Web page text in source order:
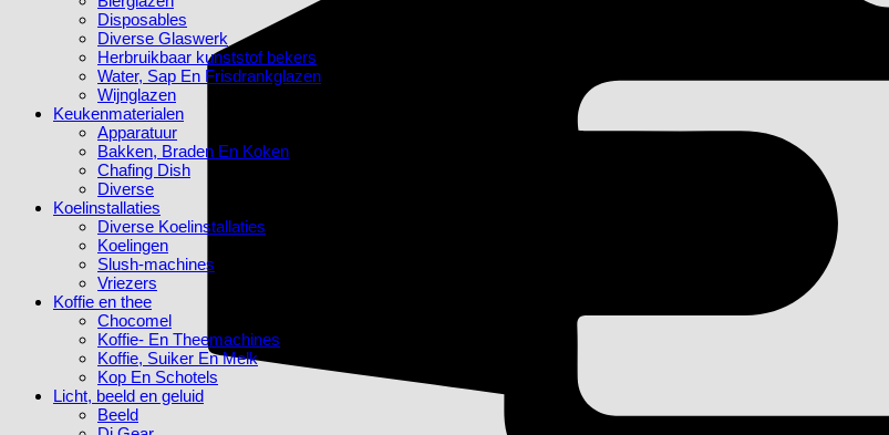
Disposables
Diverse Glaswerk
Herbruikbaar kunststof bekers
Water, Sap En Frisdrankglazen
Wijnglazen
Keukenmaterialen
Apparatuur
Bakken, Braden En Koken
Chafing Dish
Diverse
Koelinstallaties
Diverse Koelinstallaties
Koelingen
Slush-machines
Vriezers
Koffie en thee
Chocomel
Koffie- En Theemachines
Koffie, Suiker En Melk
Kop En Schotels
Licht, beeld en geluid
Beeld